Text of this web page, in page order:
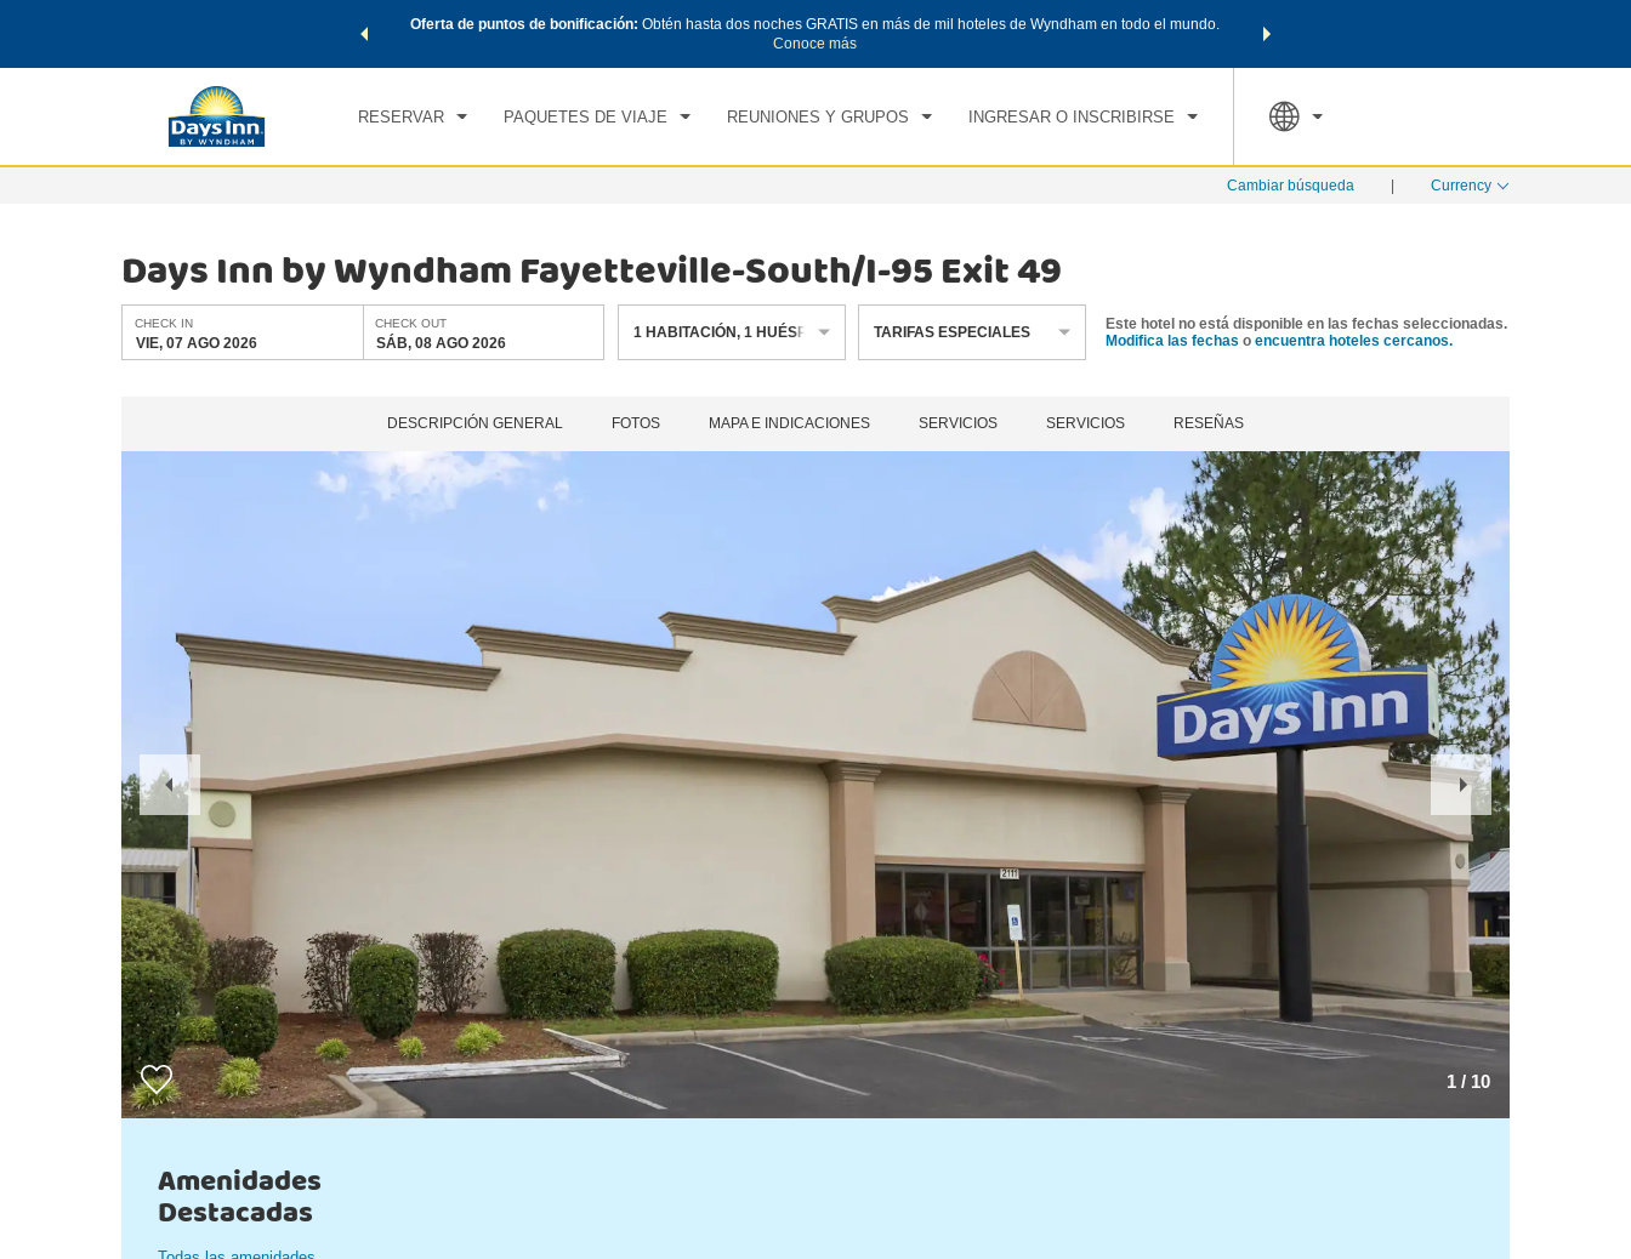
de Wyndham, además, gana puntos Wyndham Rewards
Oferta de puntos de bonificación:Obtén hasta dos noches GRATIS en más de mil hoteles de Wyndham en todo el mundo.
Conoce más
Agrupa tu hotel, vuelos y mucho más con los Paquetes de
RESERVAR PAQUETES DE VIAJE REUNIONES Y GRUPOS INGRESAR O INSCRIBIRSE
CHECK IN CHECK OUT
SÁB, 08 AGO 2026
TARIFAS ESPECIALES
Cambiar búsqueda Currency
Days Inn by Wyndham Fayetteville-South/I-95 Exit 49
CHECK IN
VIE, 07 AGO 2026
CHECK OUT
SÁB, 08 AGO 2026
1 HABITACIÓN,1 HUÉSPED TARIFAS ESPECIALES
Este hotel no está disponible en las fechas seleccionadas.
Modifica las fechas o encuentra hoteles cercanos.
DESCRIPCIÓN GENERAL FOTOS MAPA E INDICACIONES SERVICIOS SERVICIOS RESEÑAS
1 / 10
Previous
Slide
Next
Slide
Amenidades
Destacadas